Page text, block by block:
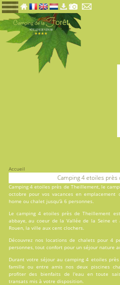
Accueil
Camping 4 etoiles
Camping 4 etoiles près de Theillement, le
octobre pour vos vacances enemplacement
home ou chalet jusqu'à 6 personnes.
Le camping 4 etoiles près de Theillement
abbaye, au coeur de la Vallée de la Seine
Rouen, la ville aux cent clochers.
Découvrez nos locations de chaletspour 4
personnes, tout confort pour un séjour nature
Durant votre séjour au camping 4 etoiles
famille ou entre amis nos deux piscines
profiter des bienfaits de l'eau en toute
transats mis à votre disposition.